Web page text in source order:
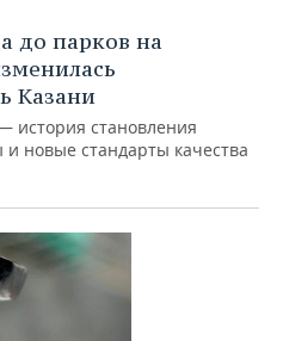
до парков на
Казани
история становления
и новые стандарты качества